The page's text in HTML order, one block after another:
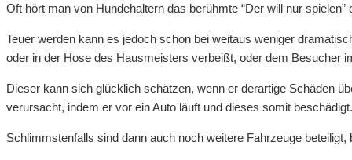
Oft hört man von Hundehaltern das berühmte “Der will nur
Teuer werden kann es jedoch schon bei weitaus weniger
oder in der Hose des Hausmeisters verbeißt, oder dem Besucher
Dieser kann sich glücklich schätzen, wenn er derartige Schäden
verursacht, indem er vor ein Auto läuft und dieses somit beschädigt.
Schlimmstenfalls sind dann auch noch weitere Fahrzeuge